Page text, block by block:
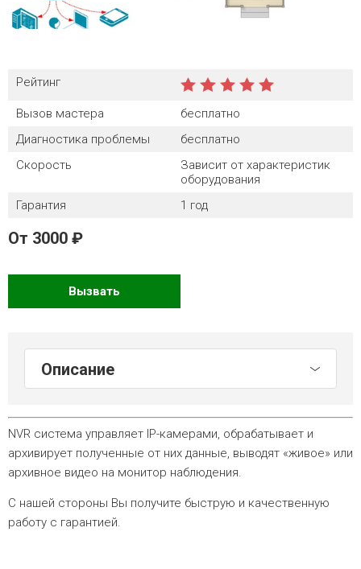
Рейтинг
Вызов мастера
бесплатно
Диагностика проблемы
бесплатно
Скорость
Зависит от характеристик
оборудования
Гарантия
1 год
От 3000
Вызвать
Описание
NVR система управляет IP-камерами, обрабатывает и
архивирует полученные от них данные, выводят «живое» или
архивное видео на монитор наблюдения.
С нашей стороны Вы получите быструю и качественную
работу с гарантией.